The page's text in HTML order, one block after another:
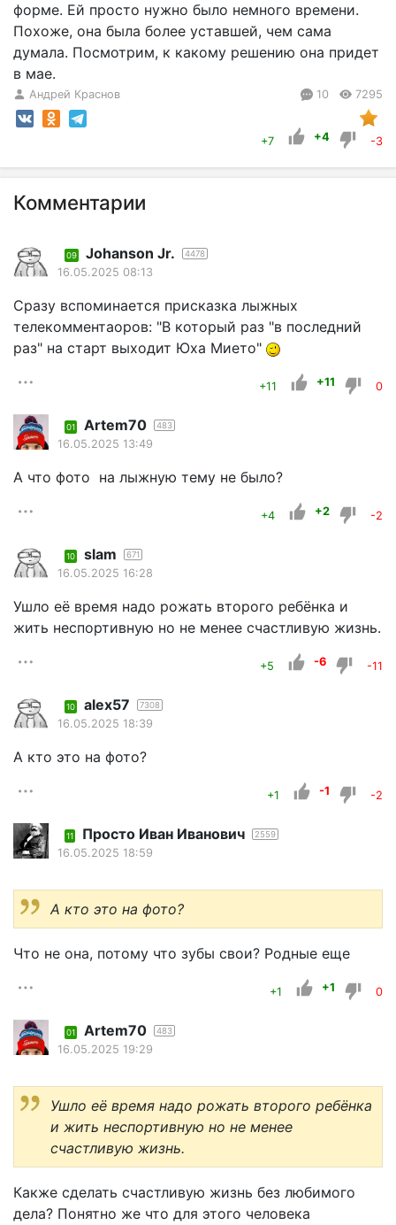
форме. Ей просто нужно было немного времени.
Похоже, она была более уставшей, чем сама
думала. Посмотрим, к какому решению она придет
в мае.
Андрей Краснов 10 7295
+7 +4 -3
Комментарии
09 Johanson Jr. 4478
16.05.2025 08:13
Сразу вспоминается присказка лыжных
телекомментаоров: "В который раз "в последний
раз" на старт выходит Юха Мието"
+11 +11 0
01 Artem70 483
16.05.2025 13:49
А что фото на лыжную тему не было?
+4 +2 -2
10 slam 671
16.05.2025 16:28
Ушло её время надо рожать второго ребёнка и
жить неспортивную но не менее счастливую жизнь.
+5 -6 -11
10 alex57 7308
16.05.2025 18:39
А кто это на фото?
+1 -1 -2
11 Просто Иван Иванович 2559
16.05.2025 18:59
А кто это на фото?
Что не она, потому что зубы свои? Родные еще
+1 +1 0
01 Artem70 483
16.05.2025 19:29
Ушло её время надо рожать второго ребёнка
и жить неспортивную но не менее
счастливую жизнь.
Какже сделать счастливую жизнь без любимого
дела? Понятно же что для этого человека